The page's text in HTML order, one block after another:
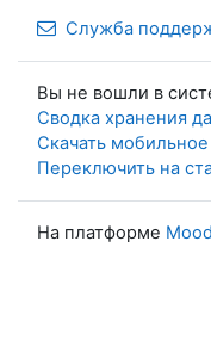
Служба
Вы не вошли в
Сводка хранения
Скачать
Переключить на
На платформе